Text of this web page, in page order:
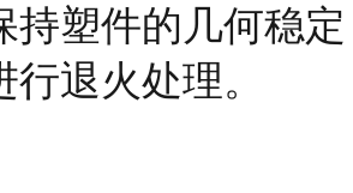
持塑件的几何稳定
退火处理。